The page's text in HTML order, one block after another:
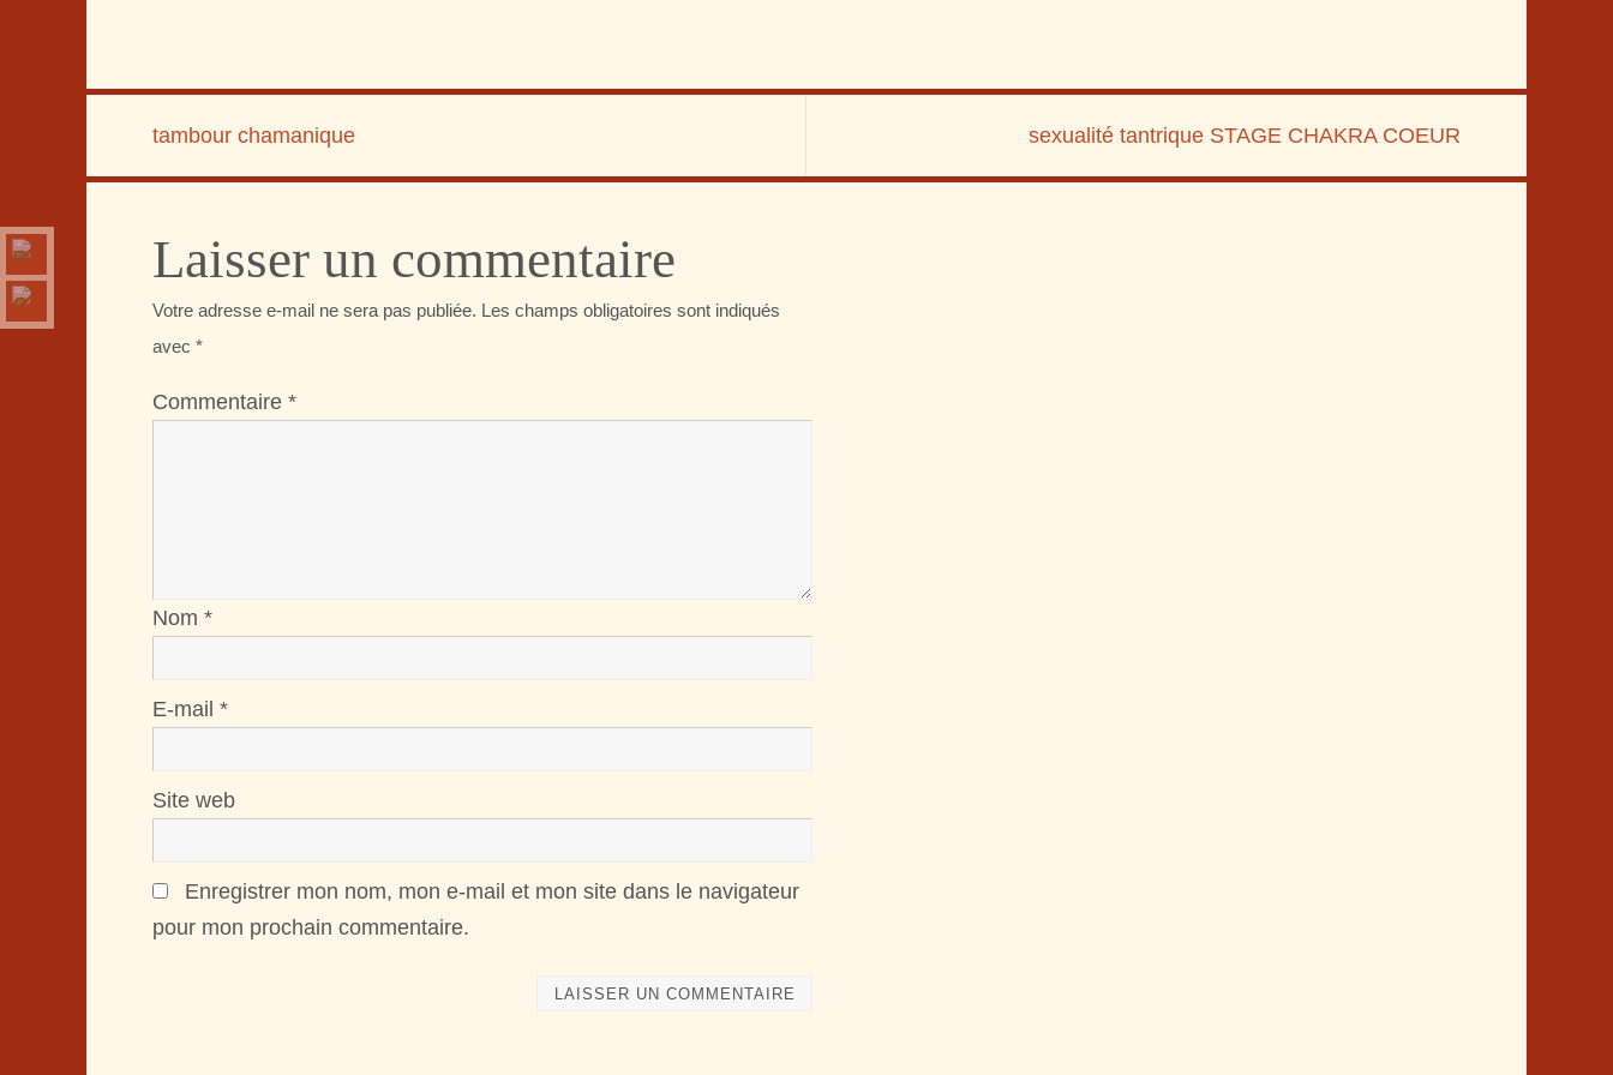
tambour chamanique sexualité tantrique STAGE CHAKRA COEUR
Laisser un commentaire
Votre adresse e-mail ne sera pas publiée. Les champs obligatoires sont indiqués
avec *
Commentaire *
Nom *
E-mail *
Site web
Enregistrer mon nom, mon e-mail et mon site dans le navigateur
pour mon prochain commentaire.